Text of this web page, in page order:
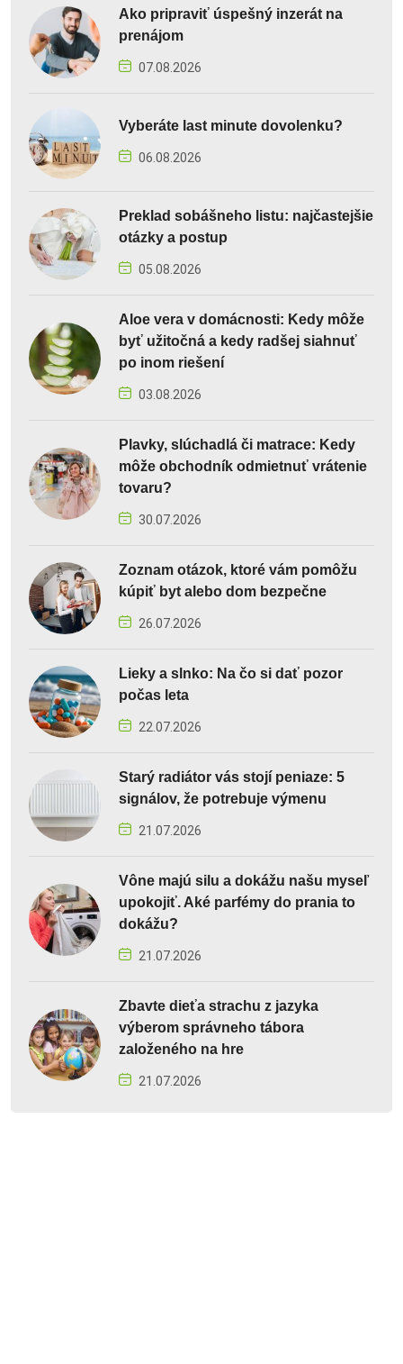
Ako pripraviť úspešný inzerát na
prenájom
07.08.2026
Vyberáte last minute dovolenku?
06.08.2026
Preklad sobášneho listu: najčastejšie
otázky a postup
05.08.2026
Aloe vera v domácnosti: Kedy môže
byť užitočná a kedy radšej siahnuť
po inom riešení
03.08.2026
Plavky, slúchadlá či matrace: Kedy
môže obchodník odmietnuť vrátenie
tovaru?
30.07.2026
Zoznam otázok, ktoré vám pomôžu
kúpiť byt alebo dom bezpečne
26.07.2026
Lieky a slnko: Na čo si dať pozor
počas leta
22.07.2026
Starý radiátor vás stojí peniaze: 5
signálov, že potrebuje výmenu
21.07.2026
Vône majú silu a dokážu našu myseľ
upokojiť. Aké parfémy do prania to
dokážu?
21.07.2026
Zbavte dieťa strachu z jazyka
výberom správneho tábora
založeného na hre
21.07.2026